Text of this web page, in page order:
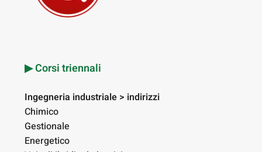
▶︎ Corsi triennali
Ingegneria industriale > indirizzi
Chimico
Gestionale
Energetico